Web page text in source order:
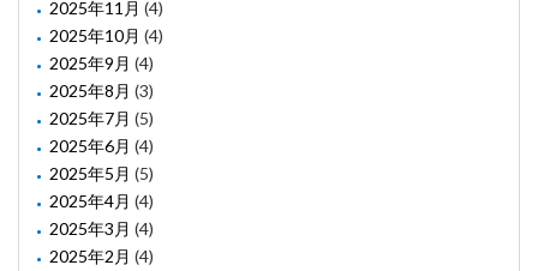
2025年11月 (4)
2025年10月 (4)
2025年9月 (4)
2025年8月 (3)
2025年7月 (5)
2025年6月 (4)
2025年5月 (5)
2025年4月 (4)
2025年3月 (4)
2025年2月 (4)